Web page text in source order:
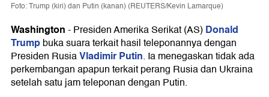
Foto: Trump (kiri) dan Putin (kanan) (REUTERS/Kevin Lamarque)
Washington-Presiden Amerika Serikat (AS)Donald
Trumpbuka suara terkait hasil teleponannya dengan
Presiden RusiaVladimir Putin. Ia menegaskan tidak ada
perkembangan apapun terkait perang Rusia dan Ukraina
setelah satu jam teleponan dengan Putin.